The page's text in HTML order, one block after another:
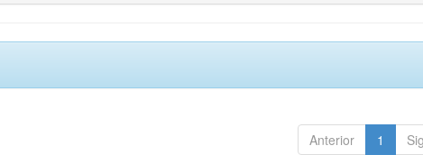
Anterior 1